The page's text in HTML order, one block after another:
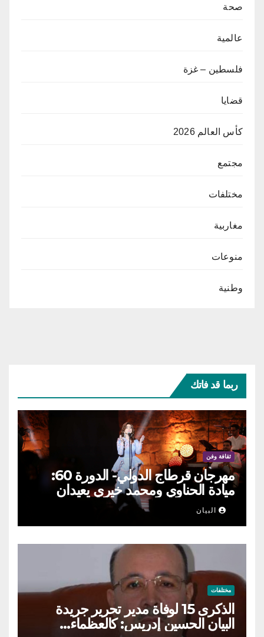
صحة
عالمية
فلسطين – غزة
قضايا
كأس العالم 2026
مجتمع
مختلفات
مغاربية
منوعات
وطنية
ربما قد فاتك
ثقافة وفن
مهرجان قرطاج الدولي- الدورة 60:
ميادة الحناوي ومحمد خيري يعيدان
الطرب السوري إلى ركح قرطاج
البيان
مختلفات
الذكرى 15 لوفاة مدير تحرير جريدة
البيان الحسين إدريس: كالعظماء…